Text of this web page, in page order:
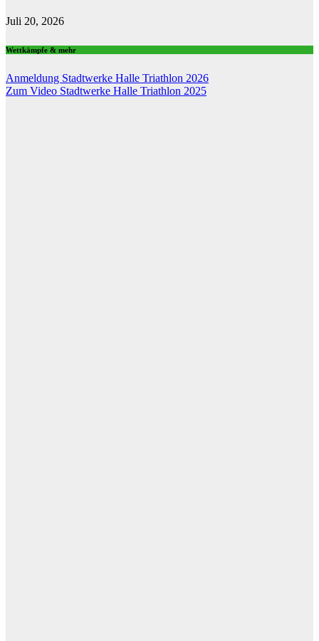
Juli 20, 2026
Wettkämpfe & mehr
Anmeldung Stadtwerke Halle Triathlon 2026
Zum Video Stadtwerke Halle Triathlon 2025